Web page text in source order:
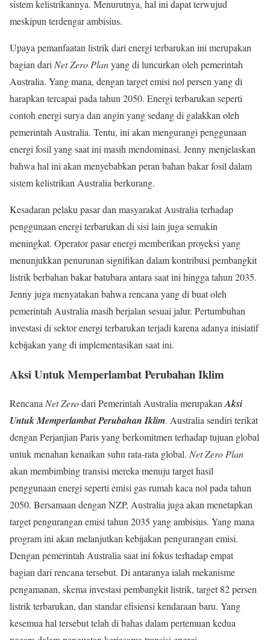
sistem kelistrikannya. Menurutnya, hal ini dapat terwujud
meskipun terdengar ambisius.
Upaya pemanfaatan listrik dari energi terbarukan ini merupakan
bagian dari Net Zero Planyang di luncurkan oleh pemerintah
Australia. Yang mana, dengan target emisi nol persen yang di
harapkan tercapai pada tahun 2050. Energi terbarukan seperti
contoh energi surya dan angin yang sedang di galakkan oleh
pemerintah Australia. Tentu, ini akan mengurangi penggunaan
energi fosil yang saat ini masih mendominasi. Jenny menjelaskan
bahwa hal ini akan menyebabkan peran bahan bakar fosil dalam
sistem kelistrikan Australia berkurang.
Kesadaran pelaku pasar dan masyarakat Australia terhadap
penggunaan energi terbarukan di sisi lain juga semakin
meningkat. Operator pasar energi memberikan proyeksi yang
menunjukkan penurunan signifikan dalam kontribusi pembangkit
listrik berbahan bakar batubara antara saat ini hingga tahun 2035.
Jenny juga menyatakan bahwa rencana yang di buat oleh
pemerintah Australia masih berjalan sesuai jalur. Pertumbuhan
investasi di sektor energi terbarukan terjadi karena adanya inisiatif
kebijakan yang di implementasikan saat ini.
Aksi Untuk Memperlambat Perubahan Iklim
RencanaNet Zerodari Pemerintah Australia merupakanAksi
Untuk Memperlambat Perubahan Iklim. Australia sendiri terikat
dengan Perjanjian Paris yang berkomitmen terhadap tujuan global
untuk menahan kenaikan suhu rata-rata global. Net Zero Plan
akan membimbing transisi mereka menuju target hasil
penggunaan energi seperti emisi gas rumah kaca nol pada tahun
2050. Bersamaan dengan NZP, Australia juga akan menetapkan
target pengurangan emisi tahun 2035 yang ambisius. Yang mana
program ini akan melanjutkan kebijakan pengurangan emisi.
Dengan pemerintah Australia saat ini fokus terhadap empat
bagian dari rencana tersebut. Di antaranya ialah mekanisme
pengamanan, skema investasi pembangkit listrik, target 82 persen
listrik terbarukan, dan standar efisiensi kendaraan baru. Yang
kesemua hal tersebut telah di bahas dalam pertemuan kedua